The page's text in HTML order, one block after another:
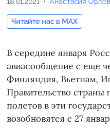
Читайте нас в MAX
В середине января
авиасообщение с еще
Финляндия, Вьетнам,
Правительство страны
полетов в эти
возобновятся с 27